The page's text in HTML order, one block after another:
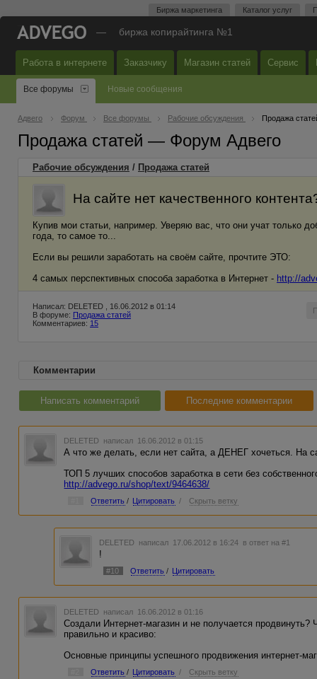
Биржа маркетинга Каталог услуг
— биржа копирайтинга №1
Работа в интернете Заказчику Магазин статей Сервис
Все форумы Новые сообщения
Адвего Форум Все форумы Рабочие обсуждения Продажа
Продажа статей — Форум Адвего
Рабочие обсуждения / Продажа статей
На сайте нет качественного
Купив мои статьи, например. Уверяю вас, что они учат только
года, то самое то...
Если вы решили заработать на своём сайте, прочтите ЭТО:
4 самых перспективных способа заработка в Интернет - http://
Написал: DELETED , 16.06.2012 в 01:14
В форуме: Продажа статей
Комментариев: 15
Комментарии
Написать комментарий Последние комментарии
DELETED написал 16.06.2012 в 01:15
А что же делать, если нет сайта, а ДЕНЕГ хочеться. На
ТОП 5 лучших способов заработка в сети без
http://advego.ru/shop/text/9464638/
Ответить / Цитировать / Скрыть ветку
DELETED написал 17.06.2012 в 16:24 в ответ на #1
!
#10 Ответить / Цитировать
DELETED написал 16.06.2012 в 01:16
Создали Интернет-магазин и не получается
правильно и красиво:
Основные принципы успешного продвижения интернет-
Ответить / Цитировать / Скрыть ветку